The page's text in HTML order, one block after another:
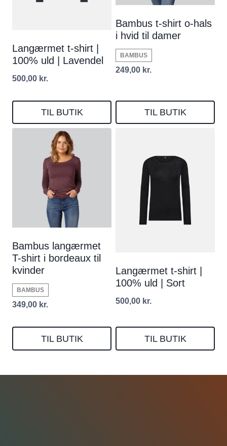
Langærmet t-shirt |
100% uld | Lavendel
500,00 kr.
TIL BUTIK
Bambus t-shirt o-hals
i hvid til damer
BAMBUS
249,00 kr.
TIL BUTIK
Bambus langærmet
T-shirt i bordeaux til
kvinder
BAMBUS
349,00 kr.
TIL BUTIK
Langærmet t-shirt |
100% uld | Sort
500,00 kr.
TIL BUTIK